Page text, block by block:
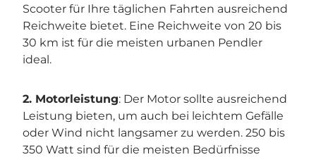
Scooter für Ihre täglichen Fahrten ausreichend
Reichweite bietet. Eine Reichweite von 20 bis
30 km ist für die meisten urbanen Pendler
ideal.
2. Motorleistung: Der Motor sollte ausreichend
Leistung bieten, um auch bei leichtem Gefälle
oder Wind nicht langsamer zu werden. 250 bis
350 Watt sind für die meisten Bedürfnisse